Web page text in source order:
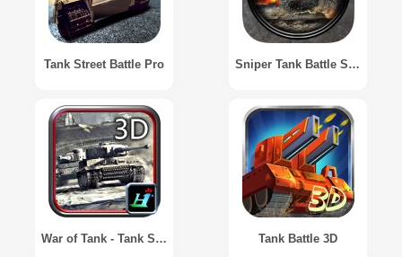
Tank Street Battle Pro Sniper Tank Battle Sniper / Tank Shoot Curve Scope
War of Tank - Tank Story Tank Battle 3D